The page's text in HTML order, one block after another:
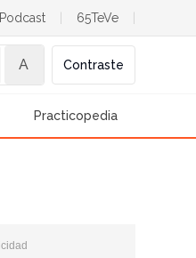
Podcast 65TeVe
A Contraste
Practicopedia